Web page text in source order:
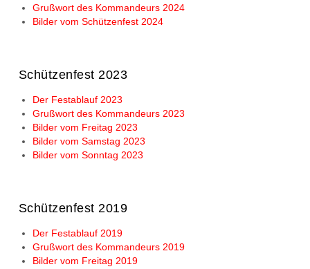
Grußwort des Kommandeurs 2024
Bilder vom Schützenfest 2024
Schützenfest 2023
Der Festablauf 2023
Grußwort des Kommandeurs 2023
Bilder vom Freitag 2023
Bilder vom Samstag 2023
Bilder vom Sonntag 2023
Schützenfest 2019
Der Festablauf 2019
Grußwort des Kommandeurs 2019
Bilder vom Freitag 2019